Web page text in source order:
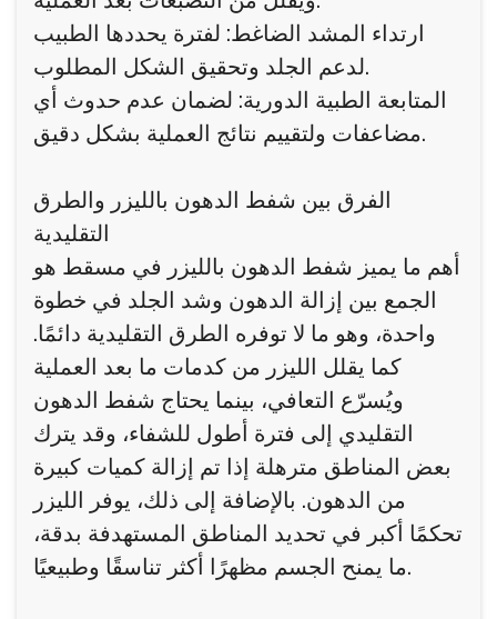
ارتداء المشد الضاغط: لفترة يحددها الطبيب
لدعم الجلد وتحقيق الشكل المطلوب.
المتابعة الطبية الدورية: لضمان عدم حدوث أي
مضاعفات ولتقييم نتائج العملية بشكل دقيق.
الفرق بين شفط الدهون بالليزر والطرق
التقليدية
أهم ما يميز شفط الدهون بالليزر في مسقط هو
الجمع بين إزالة الدهون وشد الجلد في خطوة
واحدة، وهو ما لا توفره الطرق التقليدية دائمًا.
كما يقلل الليزر من كدمات ما بعد العملية
ويُسرّع التعافي، بينما يحتاج شفط الدهون
التقليدي إلى فترة أطول للشفاء، وقد يترك
بعض المناطق مترهلة إذا تم إزالة كميات كبيرة
من الدهون. بالإضافة إلى ذلك، يوفر الليزر
تحكمًا أكبر في تحديد المناطق المستهدفة بدقة،
ما يمنح الجسم مظهرًا أكثر تناسقًا وطبيعيًا.